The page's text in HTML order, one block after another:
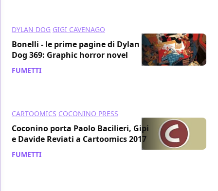
DYLAN DOG GIGI CAVENAGO
Bonelli - le prime pagine di Dylan
Dog 369: Graphic horror novel
FUMETTI
CARTOOMICS COCONINO PRESS
Coconino porta Paolo Bacilieri, Gipi
e Davide Reviati a Cartoomics 2017
FUMETTI